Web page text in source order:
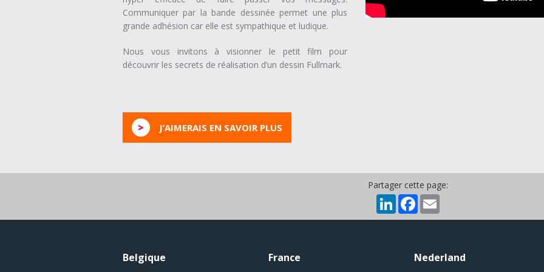
Communiquer par la bande dessinée permet une plus
grande adhésion car elle est sympathique et ludique.
Nous vous invitons à visionner le petit film pour
découvrir les secrets de réalisation d’un dessin Fullmark.
> J’AIMERAIS EN SAVOIR PLUS
Partager cette page:
LinkedInFacebook
Belgique France Nederland